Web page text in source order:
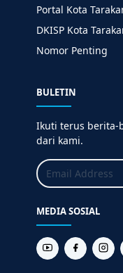
Portal Kota
DKISP Kota
Nomor Penting
BULETIN
Ikuti terus berita-
dari kami.
MEDIA SOSIAL